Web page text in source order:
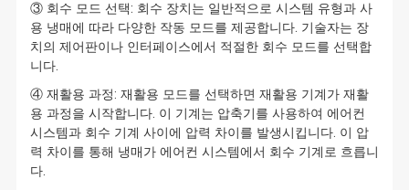
③ 회수 모드 선택: 회수 장치는 일반적으로 시스템 유형과 사
용 냉매에 따라 다양한 작동 모드를 제공합니다. 기술자는 장
치의 제어판이나 인터페이스에서 적절한 회수 모드를 선택합
니다.
④ 재활용 과정: 재활용 모드를 선택하면 재활용 기계가 재활
용 과정을 시작합니다. 이 기계는 압축기를 사용하여 에어컨
시스템과 회수 기계 사이에 압력 차이를 발생시킵니다. 이 압
력 차이를 통해 냉매가 에어컨 시스템에서 회수 기계로 흐릅니
다.